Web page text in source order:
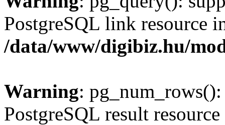
PostgreSQL link resource
/data/www/digibiz.hu/
Warning:
PostgreSQL result